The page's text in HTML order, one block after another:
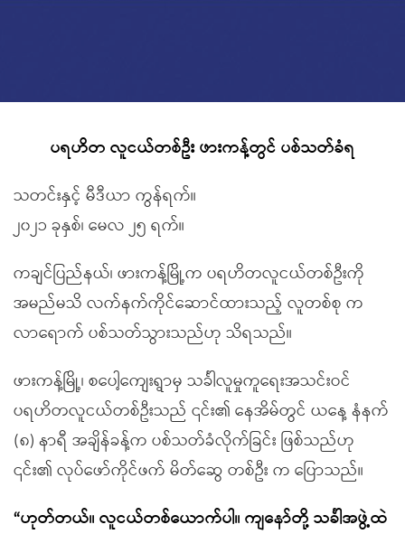
ပရဟိတ လူငယ်တစ်ဦး ဖားကန့်တွင် ပစ်သတ်ခံရ
သတင်းနှင့် မီဒီယာ ကွန်ရက်။
၂၀၂၁ ခုနှစ်၊ မေလ ၂၅ ရက်။
ကချင်ပြည်နယ်၊ ဖားကန့်မြို့က ပရဟိတလူငယ်တစ်ဦးကို
အမည်မသိ လက်နက်ကိုင်ဆောင်ထားသည့် လူတစ်စု က
လာရောက် ပစ်သတ်သွားသည်ဟု သိရသည်။
ဖားကန့်မြို့၊ စပေါ့ကျေးရွာမှ သင်္ခါလူမှုကူရေးအသင်းဝင်
ပရဟိတလူငယ်တစ်ဦးသည် ၎င်း၏ နေအိမ်တွင် ယနေ့ နံနက်
(၈) နာရီ အချိန်ခန့်က ပစ်သတ်ခံလိုက်ခြင်း ဖြစ်သည်ဟု
၎င်း၏ လုပ်ဖော်ကိုင်ဖက် မိတ်ဆွေ တစ်ဦး က ပြောသည်။
“ဟုတ်တယ်။ လူငယ်တစ်ယောက်ပါ။ ကျနော်တို့ သင်္ခါအဖွဲ့ထဲ